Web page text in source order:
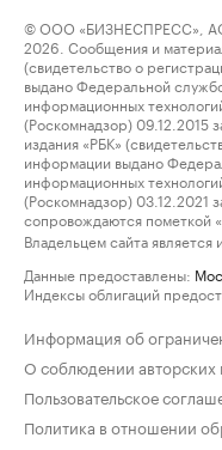
© ООО «БИЗНЕСПРЕСС»,
2026. Сообщения и
(свидетельство о
выдано Федеральной
информационных
(Роскомнадзор)
издания «РБК»
информации выдано
информационных
(Роскомнадзор)
сопровождаются пометкой
Владельцем сайта является
Данные предоставлены:
Индексы облигаций
Информация об
О соблюдении авторских
Пользовательское
Политика в отношении